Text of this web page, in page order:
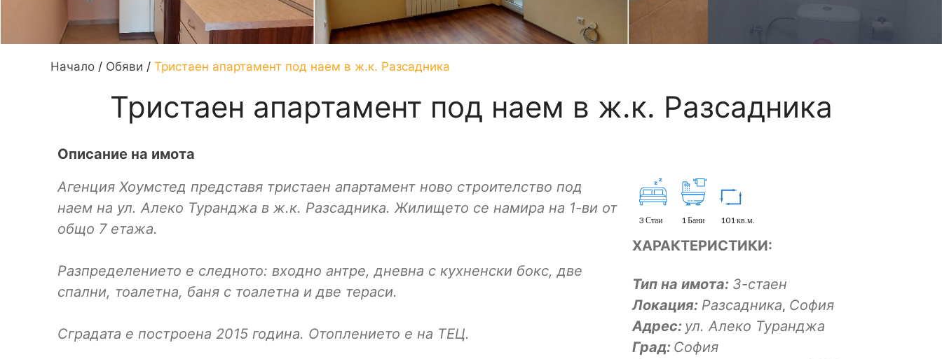
Начало / Обяви / Тристаен апартамент под наем в ж.к. Разсадника
Тристаен апартамент под наем в ж.к. Разсадника
Описание на имота
Агенция Хоумстед представя тристаен апартамент ново строителство под
наем на ул. Алеко Туранджа в ж.к. Разсадника. Жилището се намира на 1-ви от
общо 7 етажа.
Разпределението е следното: входно антре, дневна с кухненски бокс, две
спални, тоалетна, баня с тоалетна и две тераси.
Сградата е построена 2015 година. Отоплението е на ТЕЦ.
3 Стаи 1 Бани 101 кв.м.
ХАРАКТЕРИСТИКИ:
Тип на имота: 3-стаен
Локация: Разсадника, София
Адрес: ул. Алеко Туранджа
Град: София